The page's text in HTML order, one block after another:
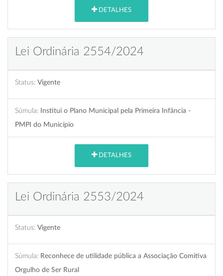
DETALHES
Lei Ordinária 2554/2024
Status: Vigente
Súmula: Institui o Plano Municipal pela Primeira Infância -
PMPI do Município
DETALHES
Lei Ordinária 2553/2024
Status: Vigente
Súmula: Reconhece de utilidade pública a Associação Comitiva
Orgulho de Ser Rural